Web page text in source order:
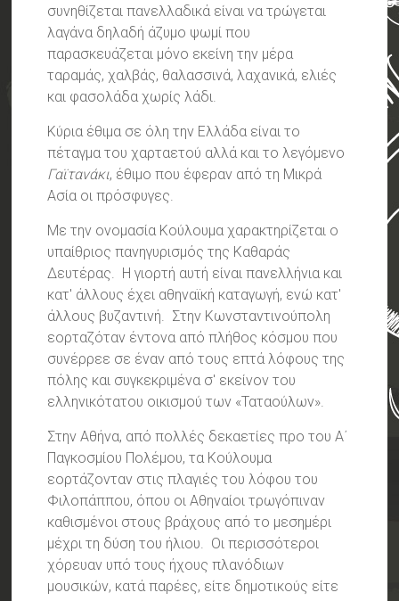
συνηθίζεται πανελλαδικά είναι να τρώγεται
λαγάνα δηλαδή άζυμο ψωμί που
παρασκευάζεται μόνο εκείνη την μέρα
ταραμάς, χαλβάς, θαλασσινά, λαχανικά, ελιές
και φασολάδα χωρίς λάδι.
Κύρια έθιμα σε όλη την Ελλάδα είναι το
πέταγμα του χαρταετού αλλά και το λεγόμενο
Γαϊτανάκι, έθιμο που έφεραν από τη Μικρά
Ασία οι πρόσφυγες.
Με την ονομασία Κούλουμα χαρακτηρίζεται ο
υπαίθριος πανηγυρισμός της Καθαράς
Δευτέρας. Η γιορτή αυτή είναι πανελλήνια και
κατ' άλλους έχει αθηναϊκή καταγωγή, ενώ κατ'
άλλους βυζαντινή. Στην Κωνσταντινούπολη
εορταζόταν έντονα από πλήθος κόσμου που
συνέρρεε σε έναν από τους επτά λόφους της
πόλης και συγκεκριμένα σ' εκείνον του
ελληνικότατου οικισμού των «Ταταούλων».
Στην Αθήνα, από πολλές δεκαετίες προ του Α΄
Παγκοσμίου Πολέμου, τα Κούλουμα
εορτάζονταν στις πλαγιές του λόφου του
Φιλοπάππου, όπου οι Αθηναίοι τρωγόπιναν
καθισμένοι στους βράχους από το μεσημέρι
μέχρι τη δύση του ήλιου. Οι περισσότεροι
χόρευαν υπό τους ήχους πλανόδιων
μουσικών, κατά παρέες, είτε δημοτικούς είτε